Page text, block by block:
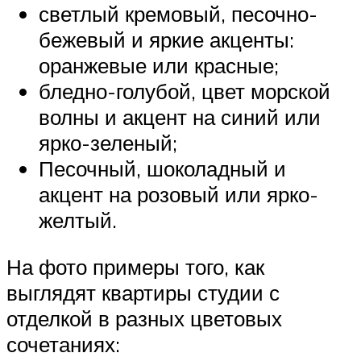
светлый кремовый, песочно-
бежевый и яркие акценты:
оранжевые или красные;
бледно-голубой, цвет морской
волны и акцент на синий или
ярко-зеленый;
Песочный, шоколадный и
акцент на розовый или ярко-
желтый.
На фото примеры того, как
выглядят квартиры студии с
отделкой в разных цветовых
сочетаниях: